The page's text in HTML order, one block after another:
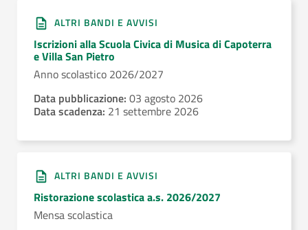
ALTRI BANDI E AVVISI
Iscrizioni alla Scuola Civica di Musica di Capoterra
e Villa San Pietro
Anno scolastico 2026/2027
Data pubblicazione: 03 agosto 2026
Data scadenza: 21 settembre 2026
ALTRI BANDI E AVVISI
Ristorazione scolastica a.s. 2026/2027
Mensa scolastica